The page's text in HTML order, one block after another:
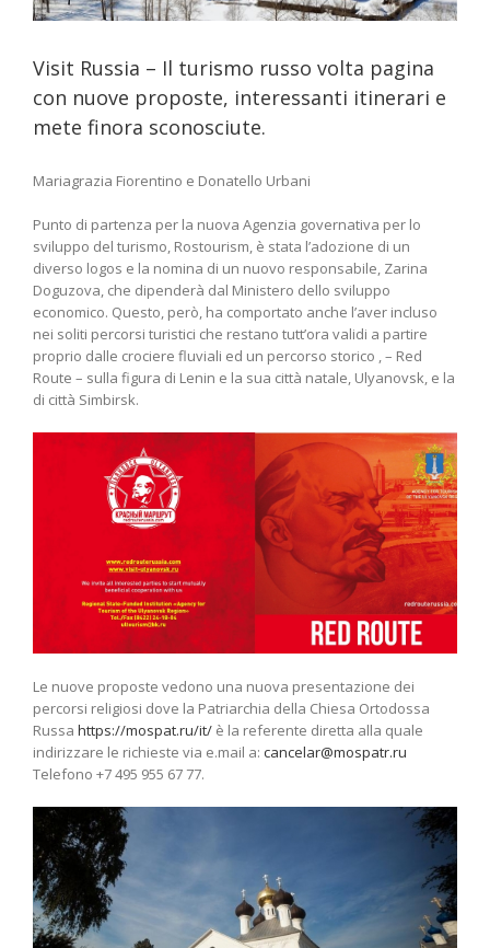
Visit Russia – Il turismo russo volta pagina
con nuove proposte, interessanti itinerari e
mete finora sconosciute.
Mariagrazia Fiorentino e Donatello Urbani
Punto di partenza per la nuova Agenzia governativa per lo
sviluppo del turismo, Rostourism, è stata l’adozione di un
diverso logos e la nomina di un nuovo responsabile, Zarina
Doguzova, che dipenderà dal Ministero dello sviluppo
economico. Questo, però, ha comportato anche l’aver incluso
nei soliti percorsi turistici che restano tutt’ora validi a partire
proprio dalle crociere fluviali ed un percorso storico , – Red
Route – sulla figura di Lenin e la sua città natale, Ulyanovsk, e la
di città Simbirsk.
Le nuove proposte vedono una nuova presentazione dei
percorsi religiosi dove la Patriarchia della Chiesa Ortodossa
Russa https://mospat.ru/it/ è la referente diretta alla quale
indirizzare le richieste via e.mail a: cancelar@mospatr.ru
Telefono +7 495 955 67 77.